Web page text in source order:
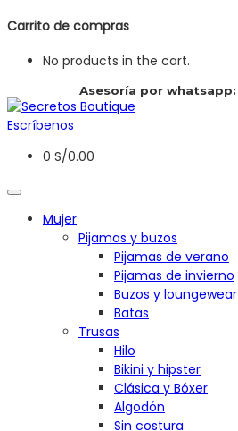
Carrito de compras
No products in the cart.
Asesoría por whatsapp:
Escríbenos
0 S/0.00
Mujer
Pijamas y buzos
Pijamas de verano
Pijamas de invierno
Buzos y loungewear
Batas
Trusas
Hilo
Bikini y hipster
Clásica y Bóxer
Algodón
Sin costura